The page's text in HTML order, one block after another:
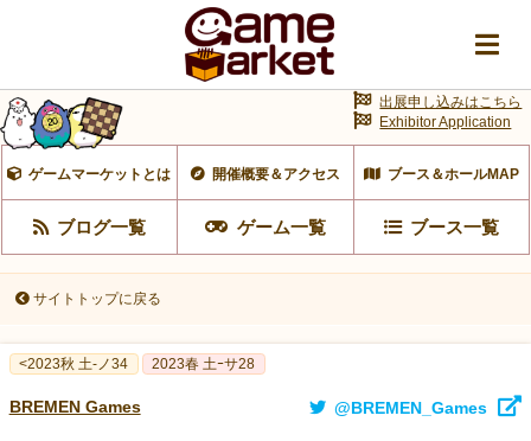
ゲームマーケットとは 開催概要＆アクセス ブース＆ホールMAP
ブログ一覧 ゲーム一覧 ブース一覧
出展申し込みはこちら
Exhibitor Application
サイトトップに戻る
<2023秋 土-ノ34 2023春 土ｰサ28
BREMEN Games @BREMEN_Games